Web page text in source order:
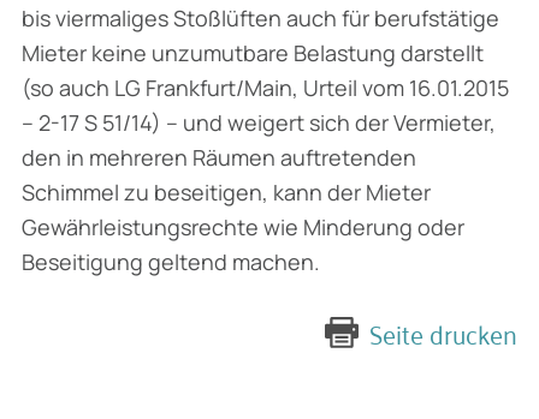
bis viermaliges Stoßlüften auch für berufstätige
Mieter keine unzumutbare Belastung darstellt
(so auch LG Frankfurt/Main, Urteil vom 16.01.2015
– 2-17 S 51/14) – und weigert sich der Vermieter,
den in mehreren Räumen auftretenden
Schimmel zu beseitigen, kann der Mieter
Gewährleistungsrechte wie Minderung oder
Beseitigung geltend machen.
Seite drucken